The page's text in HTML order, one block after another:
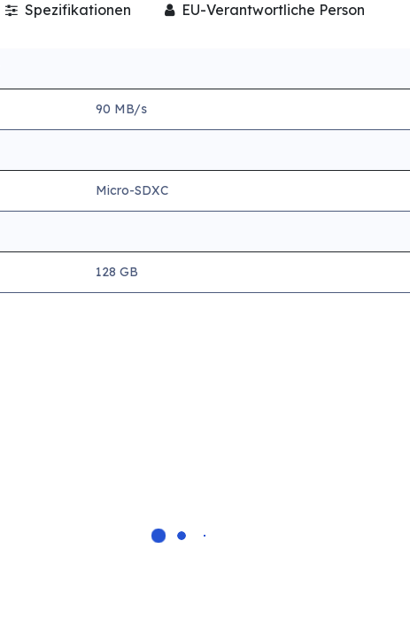
Spezifikationen EU-Verantwortliche Person
90 MB/s
Micro-SDXC
128 GB